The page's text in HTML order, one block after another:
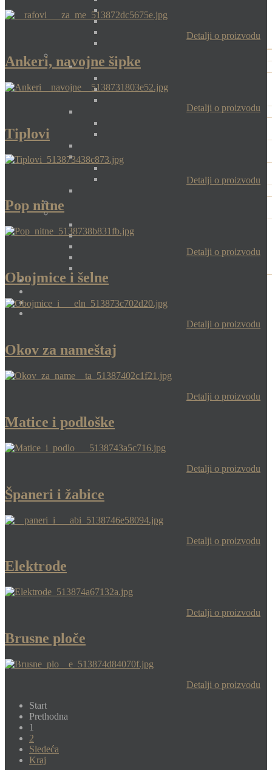
Detalji o proizvodu
Ankeri, navojne šipke
Detalji o proizvodu
Tiplovi
Detalji o proizvodu
Pop nitne
Detalji o proizvodu
Obojmice i šelne
Detalji o proizvodu
Okov za nameštaj
Detalji o proizvodu
Matice i podloške
Detalji o proizvodu
Španeri i žabice
Detalji o proizvodu
Elektrode
Detalji o proizvodu
Brusne ploče
Detalji o proizvodu
Start
Prethodna
1
2
Sledeća
Kraj